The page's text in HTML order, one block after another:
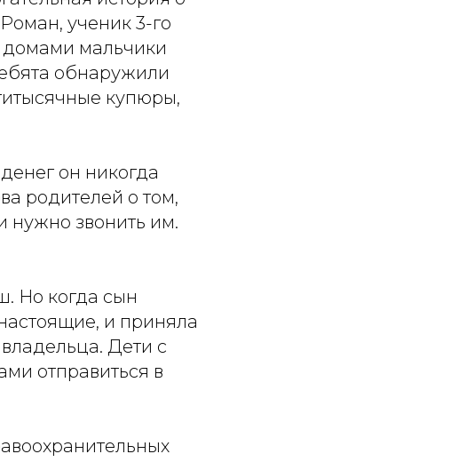
ученик 3-го
мальчики
обнаружили
купюры,
он никогда
родителей о том,
нужно звонить им.
Но когда сын
и приняла
Дети с
отправиться в